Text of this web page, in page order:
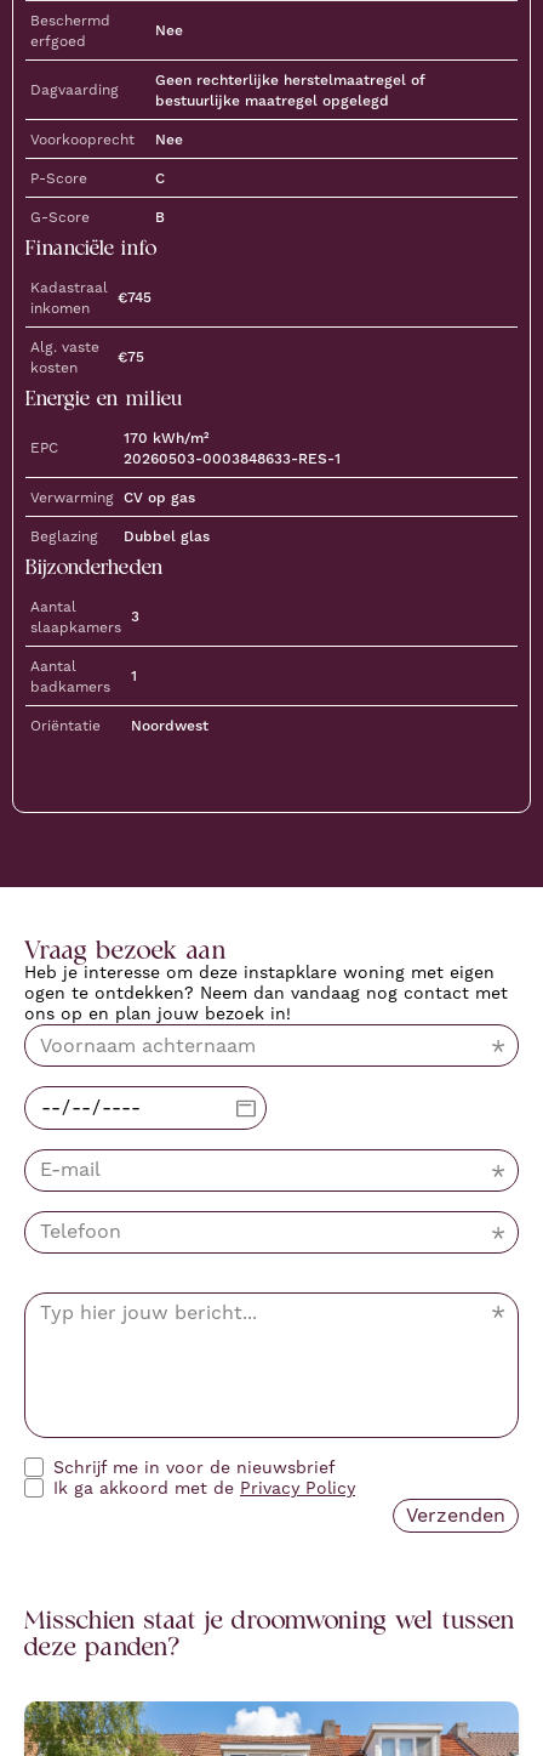
Beschermd
erfgoed
Nee
Dagvaarding
Geen rechterlijke herstelmaatregel of
bestuurlijke maatregel opgelegd
Voorkooprecht Nee
P-Score C
G-Score B
Financiële info
Kadastraal
inkomen
€745
Alg. vaste
kosten
€75
Energie en milieu
EPC 170 kWh/m²
20260503-0003848633-RES-1
Verwarming CV op gas
Beglazing Dubbel glas
Bijzonderheden
Aantal
slaapkamers
3
Aantal
badkamers
1
Oriëntatie Noordwest
Download documenten
Vraag bezoek aan
Heb je interesse om deze instapklare woning met eigen
ogen te ontdekken? Neem dan vandaag nog contact met
ons op en plan jouw bezoek in!
Schrijf me in voor de nieuwsbrief
Ik ga akkoord met de Privacy Policy
Misschien staat je droomwoning wel tussen
deze panden?